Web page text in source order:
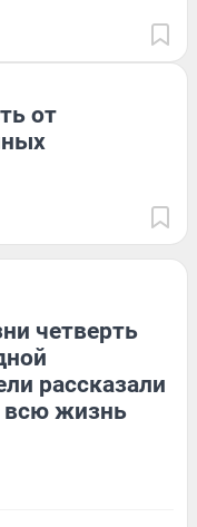
от
четверть
рассказали
всю жизнь